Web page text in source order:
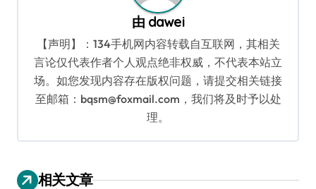
由 dawei
【声明】：134手机网内容转载自互联网，其相关
言论仅代表作者个人观点绝非权威，不代表本站立
场。如您发现内容存在版权问题，请提交相关链接
至邮箱：bqsm@foxmail.com，我们将及时予以处
理。
相关文章